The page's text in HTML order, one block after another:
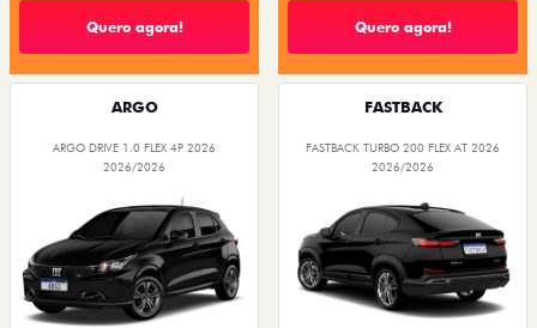
Quero agora! Quero agora!
ARGO
ARGO DRIVE 1.0 FLEX 4P 2026
2026/2026
FASTBACK
FASTBACK TURBO 200 FLEX AT 2026
2026/2026